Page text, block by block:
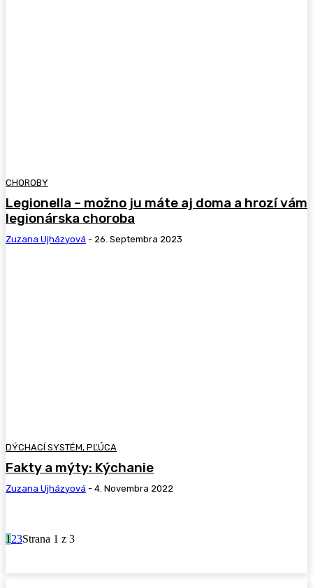
CHOROBY
Legionella – možno ju máte aj doma a hrozí vám
legionárska choroba
Zuzana Ujházyová - 26. Septembra 2023
DÝCHACÍ SYSTÉM, PĽÚCA
Fakty a mýty: Kýchanie
Zuzana Ujházyová - 4. Novembra 2022
1 23Strana 1 z 3